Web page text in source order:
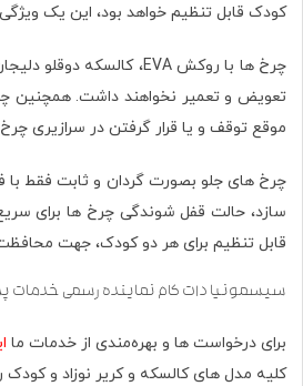
کودک قابل تنظیم خواهد بود، این یک
موقع توقف و یا قرار گرفتن در سرازیری
سازد، حالت قفل شوندگی چرخ ها برای
قابل تنظیم برای هر دو کودک، جهت محافظت در برابر نور
سیسمونیا دات کام نماینده رسمی خدمات
برای درخواست ها و بهره‌مندی از خدمات ما
کلیه مدل های کالسکه و کریر نوزاد و کودک